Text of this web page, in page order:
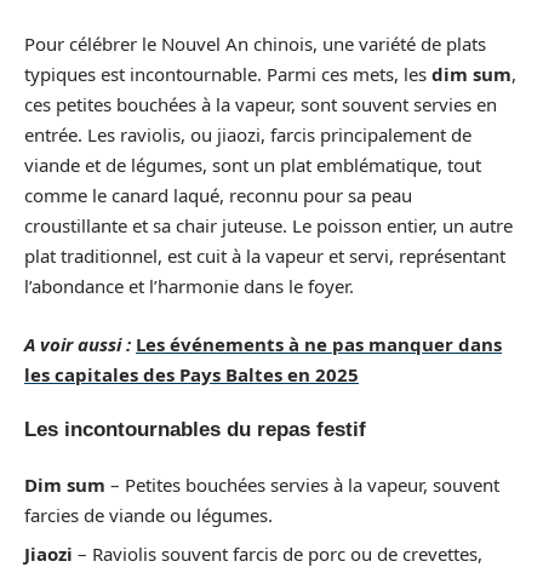
Pour célébrer le Nouvel An chinois, une variété de plats
typiques est incontournable. Parmi ces mets, les dim sum,
ces petites bouchées à la vapeur, sont souvent servies en
entrée. Les raviolis, ou jiaozi, farcis principalement de
viande et de légumes, sont un plat emblématique, tout
comme le canard laqué, reconnu pour sa peau
croustillante et sa chair juteuse. Le poisson entier, un autre
plat traditionnel, est cuit à la vapeur et servi, représentant
l’abondance et l’harmonie dans le foyer.
A voir aussi : Les événements à ne pas manquer dans
les capitales des Pays Baltes en 2025
Les incontournables du repas festif
Dim sum – Petites bouchées servies à la vapeur, souvent
farcies de viande ou légumes.
Jiaozi – Raviolis souvent farcis de porc ou de crevettes,